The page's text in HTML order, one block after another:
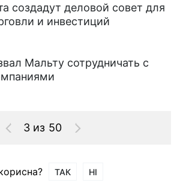
создадут деловой совет для
и инвестиций
Мальту сотрудничать с
3 из 50
ТАК НІ